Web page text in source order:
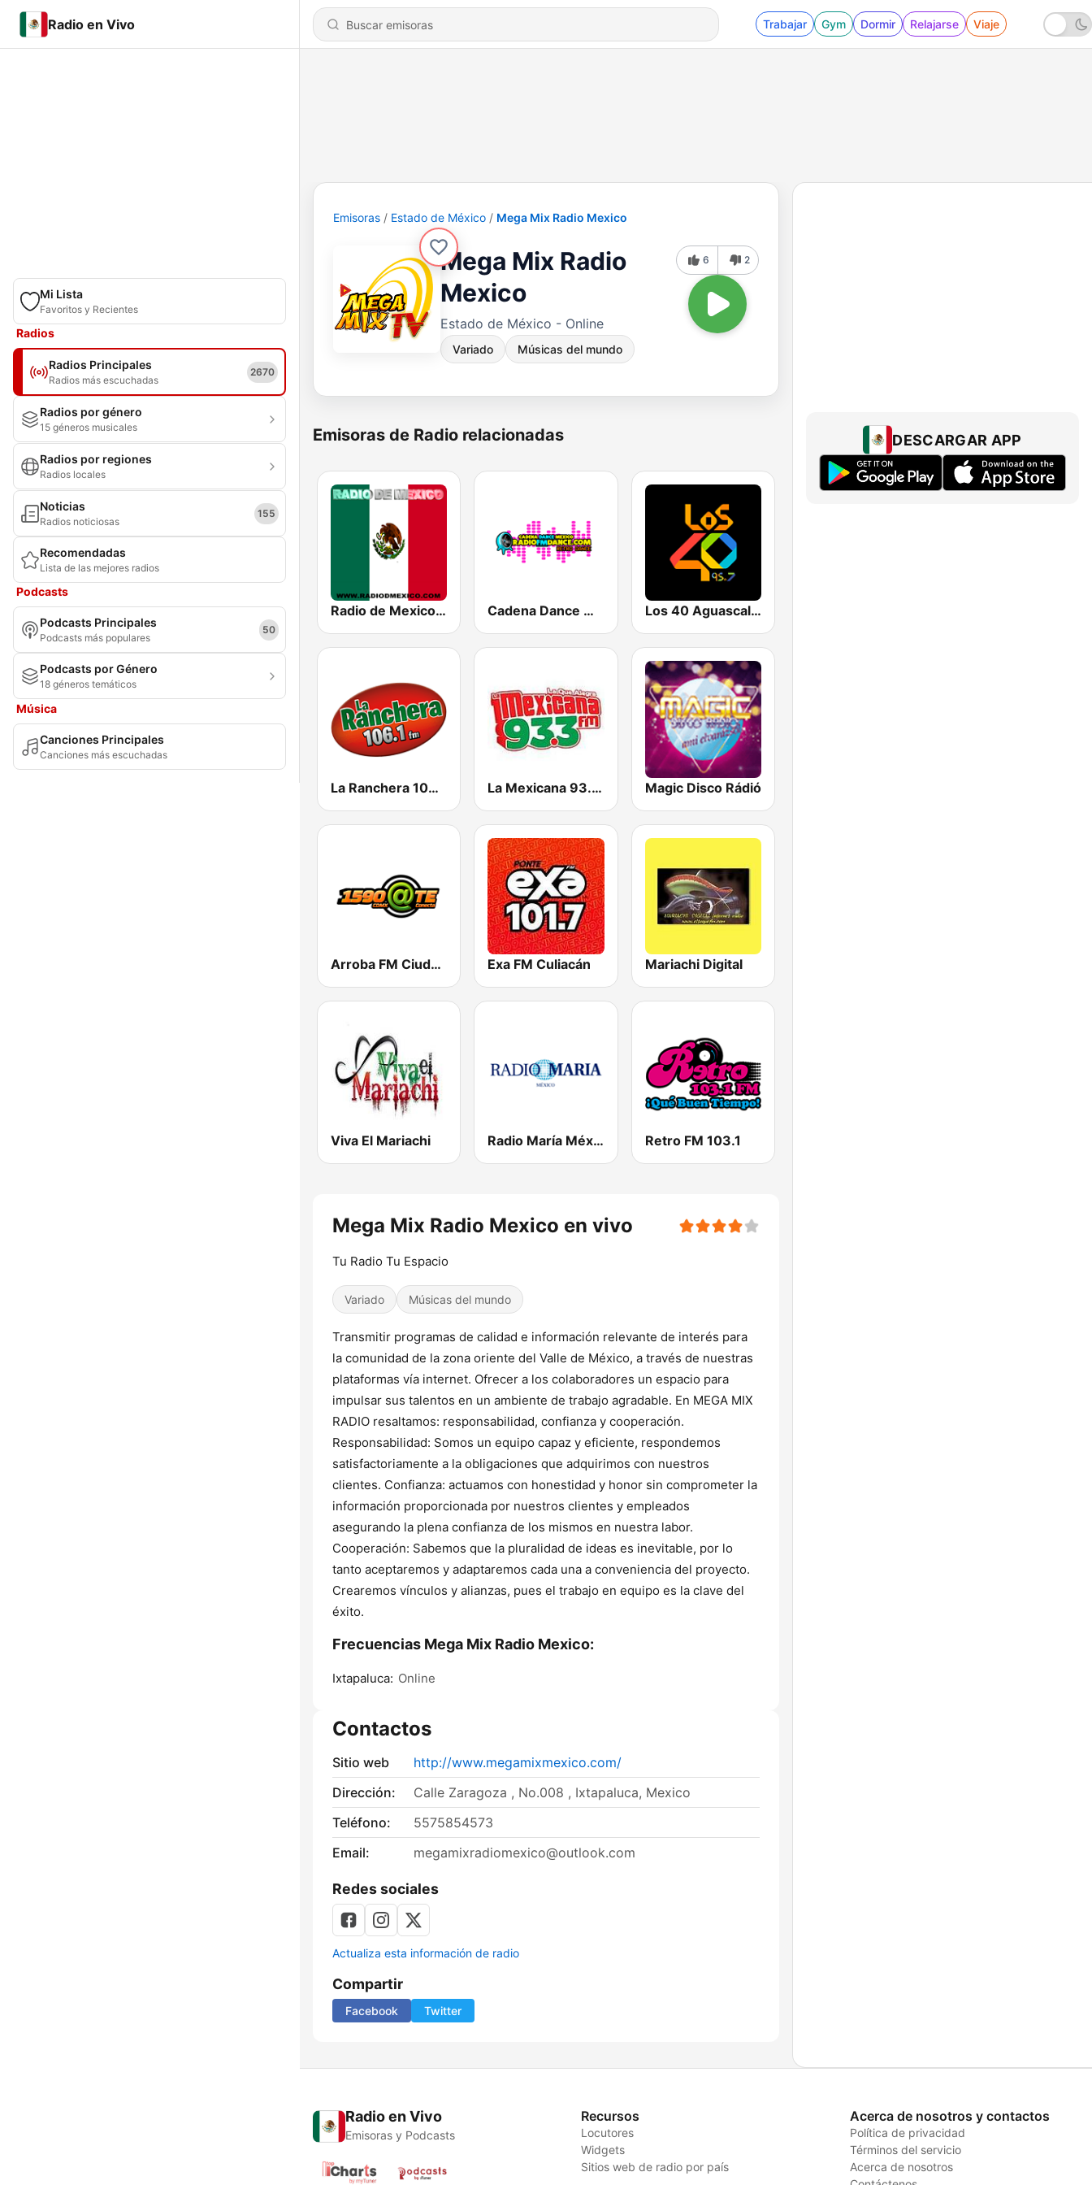
Radio en Vivo Trabajar Gym Dormir Relajarse Viaje
Mi Lista
Favoritos y Recientes
Radios
Radios Principales
Radios más escuchadas
2670
Radios por género
15 géneros musicales
Radios por regiones
Radios locales
Noticias
Radios noticiosas
155
Recomendadas
Lista de las mejores radios
Podcasts
Podcasts Principales
Podcasts más populares
50
Podcasts por Género
18 géneros temáticos
Música
Canciones Principales
Canciones más escuchadas
Emisoras Estado de México Mega Mix Radio Mexico
Mega Mix Radio
Mexico
Estado de México - Online
Variado Músicas del mundo
6 2
Emisoras de Radio relacionadas
Radio de Mexico En Vivo Cadena Dance México Los 40 Aguascalientes
La Ranchera 106.1 FM La Mexicana 93.3 FM Magic Disco Rádió
Arroba FM Ciudad de Mexico Exa FM Culiacán Mariachi Digital
Viva El Mariachi Radio María México Retro FM 103.1
Mega Mix Radio Mexico en vivo
Tu Radio Tu Espacio
Variado Músicas del mundo
Transmitir programas de calidad e información relevante de interés para
la comunidad de la zona oriente del Valle de México, a través de nuestras
plataformas vía internet. Ofrecer a los colaboradores un espacio para
impulsar sus talentos en un ambiente de trabajo agradable. En MEGA MIX
RADIO resaltamos: responsabilidad, confianza y cooperación.
Responsabilidad: Somos un equipo capaz y eficiente, respondemos
satisfactoriamente a la obligaciones que adquirimos con nuestros
clientes. Confianza: actuamos con honestidad y honor sin comprometer la
información proporcionada por nuestros clientes y empleados
asegurando la plena confianza de los mismos en nuestra labor.
Cooperación: Sabemos que la pluralidad de ideas es inevitable, por lo
tanto aceptaremos y adaptaremos cada una a conveniencia del proyecto.
Crearemos vínculos y alianzas, pues el trabajo en equipo es la clave del
éxito.
Frecuencias Mega Mix Radio Mexico:
Ixtapaluca: Online
Contactos
Sitio web
http://www.megamixmexico.com/
Dirección:
Calle Zaragoza , No.008 , Ixtapaluca, Mexico
Teléfono:
5575854573
Email:
megamixradiomexico@outlook.com
Redes sociales
Actualiza esta información de radio
Compartir
Facebook Twitter
DESCARGAR APP
Radio en Vivo
Emisoras y Podcasts
Recursos
Locutores
Widgets
Sitios web de radio por país
Acerca de nosotros y contactos
Política de privacidad
Términos del servicio
Acerca de nosotros